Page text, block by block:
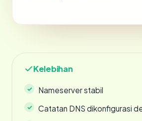
Kelebihan
Nameserver stabil
Catatan DNS dikonfigurasi